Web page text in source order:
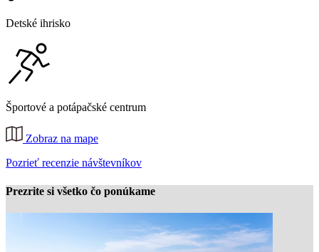
Detské ihrisko
Športové a potápačské centrum
Zobraz na mape
Pozrieť recenzie návštevníkov
Prezrite si všetko čo ponúkame